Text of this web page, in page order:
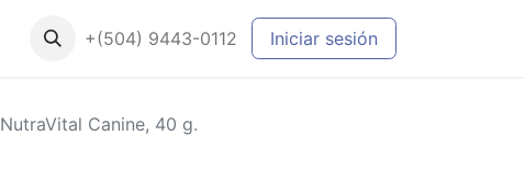
+(504) 9443-0112 Iniciar sesión
NutraVital Canine, 40 g.